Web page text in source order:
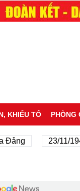
KHIẾU TỐ PHÒNG
23/11/1945 -